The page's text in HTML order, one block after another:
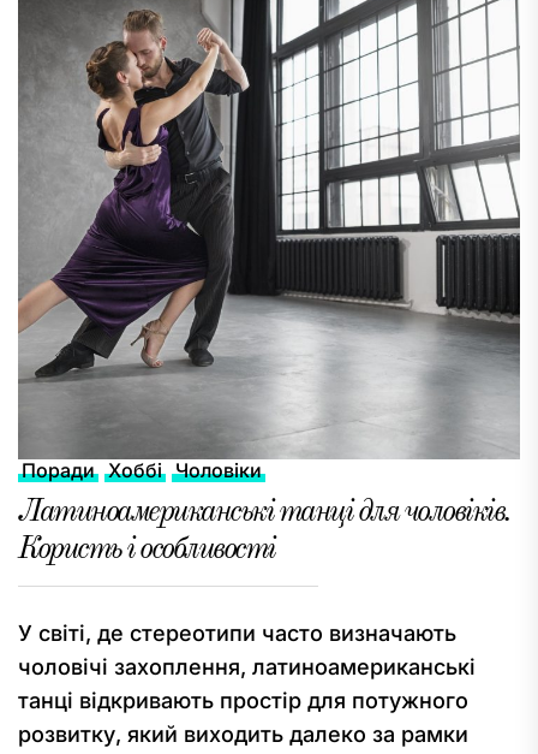
Поради Хоббі Чоловіки
Латиноамериканські танці для чоловіків.
Користь і особливості
У світі, де стереотипи часто визначають
чоловічі захоплення, латиноамериканські
танці відкривають простір для потужного
розвитку, який виходить далеко за рамки